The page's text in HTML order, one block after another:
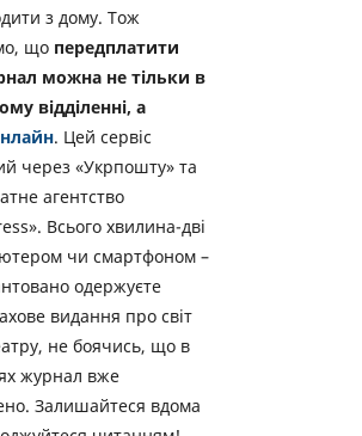
з дому. Тож
що передплатити
можна не тільки в
відділенні, а
. Цей сервіс
через «Укрпошту» та
агентство
Всього хвилина-дві
чи смартфоном –
одержуєте
видання про світ
не боячись, що в
журнал вже
Залишайтеся вдома